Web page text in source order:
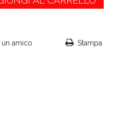
un amico Stampa